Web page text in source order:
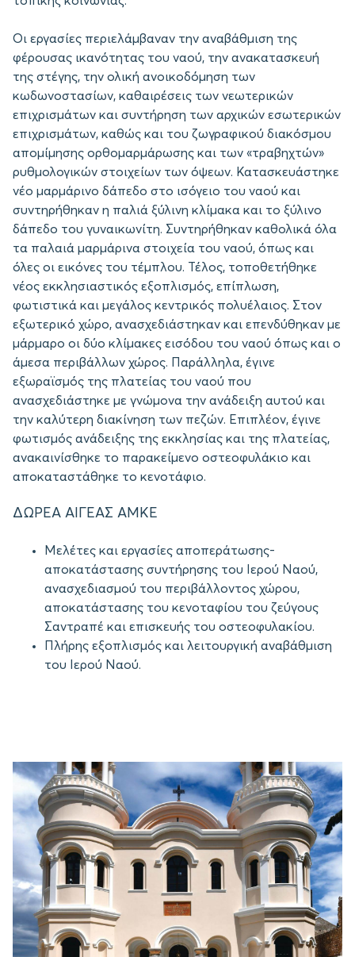
Οι εργασίες περιελάμβαναν την αναβάθμιση της
φέρουσας ικανότητας του ναού, την ανακατασκευή
της στέγης, την ολική ανοικοδόμηση των
κωδωνοστασίων, καθαιρέσεις των νεωτερικών
επιχρισμάτων και συντήρηση των αρχικών εσωτερικών
επιχρισμάτων, καθώς και του ζωγραφικού διακόσμου
απομίμησης ορθομαρμάρωσης και των «τραβηχτών»
ρυθμολογικών στοιχείων των όψεων. Κατασκευάστηκε
νέο μαρμάρινο δάπεδο στο ισόγειο του ναού και
συντηρήθηκαν η παλιά ξύλινη κλίμακα και το ξύλινο
δάπεδο του γυναικωνίτη. Συντηρήθηκαν καθολικά όλα
τα παλαιά μαρμάρινα στοιχεία του ναού, όπως και
όλες οι εικόνες του τέμπλου. Τέλος, τοποθετήθηκε
νέος εκκλησιαστικός εξοπλισμός, επίπλωση,
φωτιστικά και μεγάλος κεντρικός πολυέλαιος. Στον
εξωτερικό χώρο, ανασχεδιάστηκαν και επενδύθηκαν με
μάρμαρο οι δύο κλίμακες εισόδου του ναού όπως και ο
άμεσα περιβάλλων χώρος. Παράλληλα, έγινε
εξωραϊσμός της πλατείας του ναού που
ανασχεδιάστηκε με γνώμονα την ανάδειξη αυτού και
την καλύτερη διακίνηση των πεζών. Επιπλέον, έγινε
φωτισμός ανάδειξης της εκκλησίας και της πλατείας,
ανακαινίσθηκε το παρακείμενο οστεοφυλάκιο και
αποκαταστάθηκε το κενοτάφιο.
ΔΩΡΕΑ ΑΙΓΕΑΣ ΑΜΚΕ
Μελέτες και εργασίες αποπεράτωσης­
αποκατάστασης­ συντήρησης του Ιερού Ναού,
ανασχεδιασμού του περιβάλλοντος χώρου,
αποκατάστασης του κενοταφίου του ζεύγους
Σαντραπέ και επισκευής του οστεοφυλακίου.
Πλήρης εξοπλισμός και λειτουργική αναβάθμιση
του Ιερού Ναού.